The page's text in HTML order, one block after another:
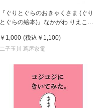
『ぐりとぐらのおきゃくさま (ぐり
とぐらの絵本)』なかがわ りえこ
音館書店
￥1,000 (税込 ￥1,100)
二子玉川 蔦屋家電